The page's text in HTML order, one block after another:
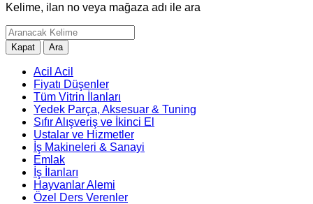
Kelime, ilan no veya mağaza adı ile ara
Kapat Ara
Acil Acil
Fiyatı Düşenler
Tüm Vitrin İlanları
Yedek Parça, Aksesuar & Tuning
Sıfır Alışveriş ve İkinci El
Ustalar ve Hizmetler
İş Makineleri & Sanayi
Emlak
İş İlanları
Hayvanlar Alemi
Özel Ders Verenler